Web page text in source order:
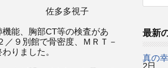
？～ 佐多多視子
能、胸部CT等の検査があ
／９別館で骨密度、ＭＲＴ－
りました。
最新
真の